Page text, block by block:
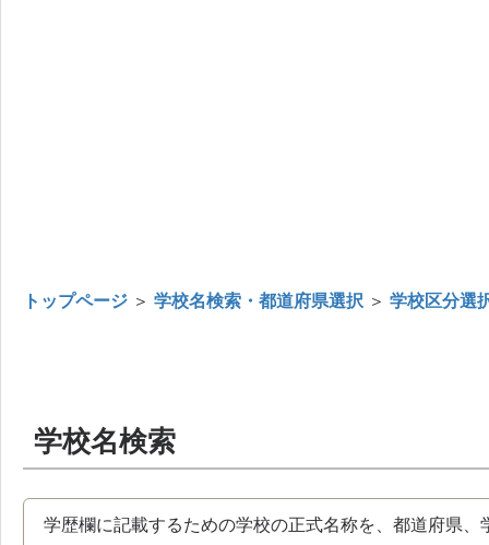
トップページ ＞ 学校名検索・都道府県選択 ＞ 学校区分選
学校名検索
学歴欄に記載するための学校の正式名称を、都道府県